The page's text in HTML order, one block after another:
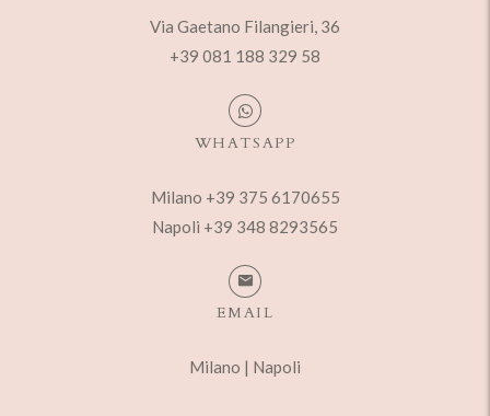
Via Gaetano Filangieri, 36
+39 081 188 329 58
WHATSAPP
Milano +39 375 6170655
Napoli +39 348 8293565
EMAIL
Milano | Napoli